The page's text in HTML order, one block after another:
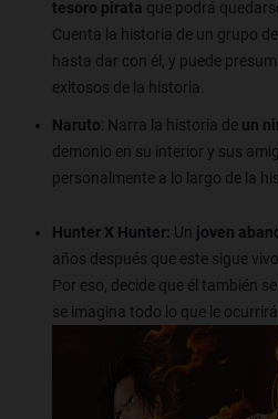
tesoro pirata que podrá
Cuenta la historia de un grupo
hasta dar con él, y puede
exitosos de la historia.
Naruto: Narra la historia de un
demonio en su interior y sus
personalmente a lo largo de la
Hunter X Hunter: Un joven
años después que este sigue
Por eso, decide que él también
se imagina todo lo que le